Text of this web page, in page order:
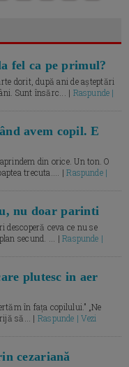
fel ca pe primul?
dorit, după ani de așteptări
Sunt însărc... | Raspunde |
avem copil. E
din orice. Un ton. O
trecuta.... |Raspunde |
nu doar parinti
ceva ce nu se
secund. ... |Raspunde |
plutesc in aer
în fața copilului.” „Ne
să... | Raspunde | Vezi
cezariană